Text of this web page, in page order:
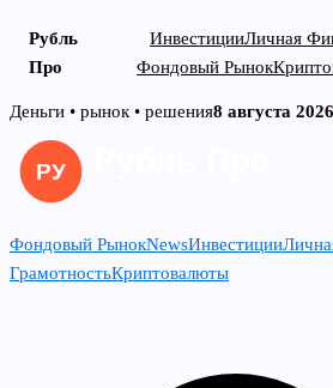
Рубль
Про
ИнвестицииЛичная
Фондовый Рынок
Skip
content
Деньги • рынок • решения8 августа 2026
Фондовый РынокNewsИнвестиции
ГрамотностьКриптовалюты